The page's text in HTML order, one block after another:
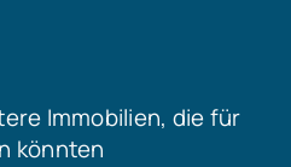
Immobilien, die für
könnten